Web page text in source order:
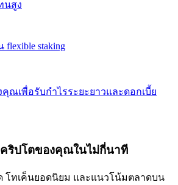
ขันทุกวัน
ะเข้าถึงได้ทันที
นสูง
staking
ณเพื่อรับกำไรระยะยาวและดอกเบี้ย
คริปโตของคุณในไม่กี่นาที
โทเค็นยอดนิยม และแนวโน้มตลาดบน